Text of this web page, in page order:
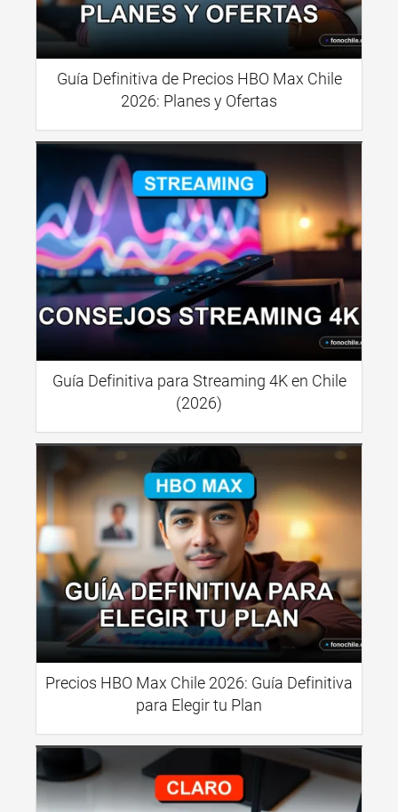
Guía Definitiva de Precios HBO Max Chile
2026: Planes y Ofertas
Guía Definitiva para Streaming 4K en Chile
(2026)
Precios HBO Max Chile 2026: Guía Definitiva
para Elegir tu Plan